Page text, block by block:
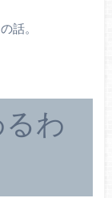
話。
わ